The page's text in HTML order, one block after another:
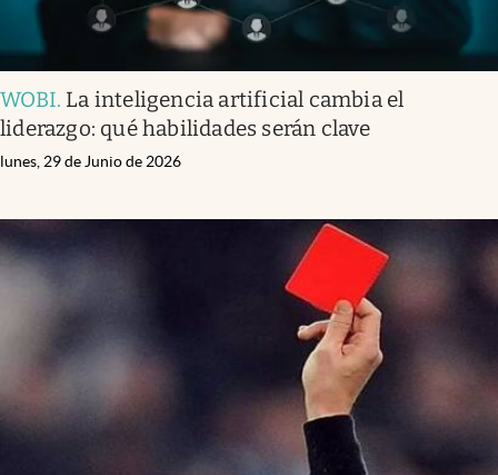
WOBI. La inteligencia artificial cambia el
liderazgo: qué habilidades serán clave
lunes, 29 de Junio de 2026